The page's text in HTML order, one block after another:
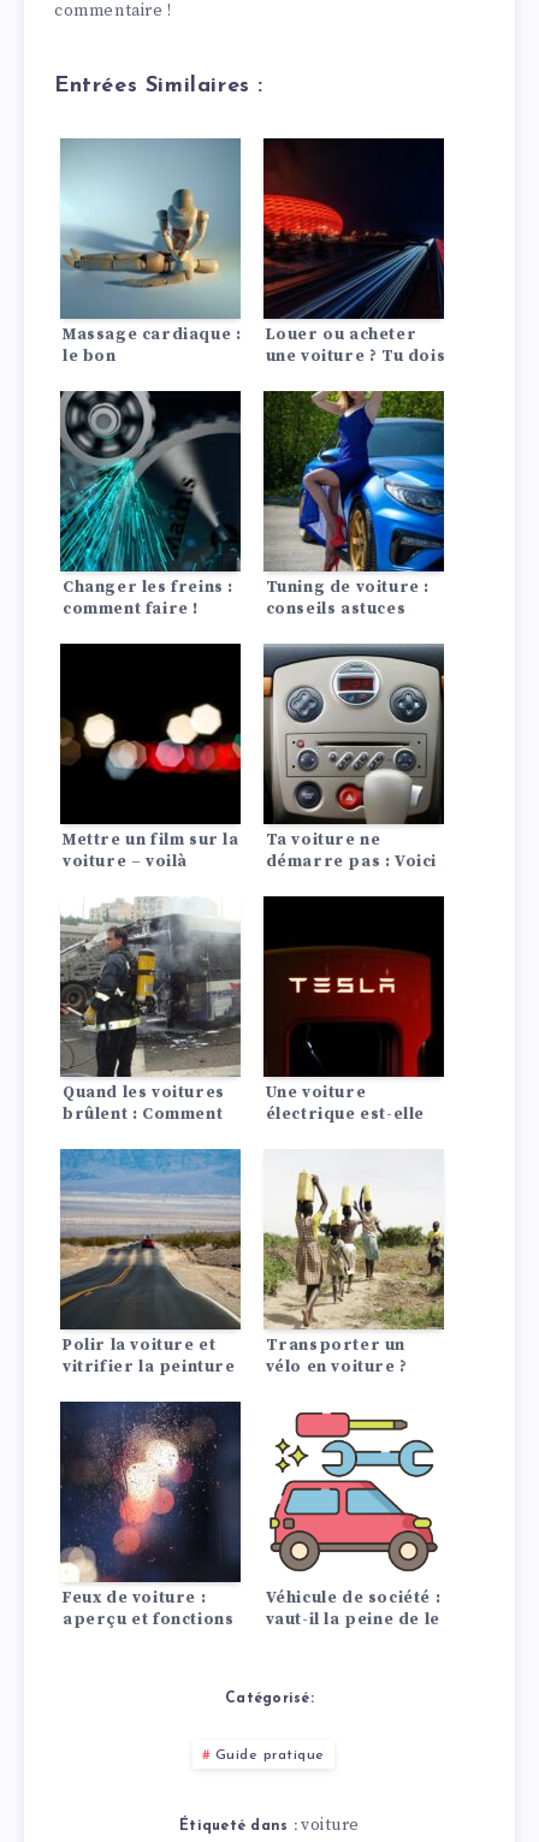
commentaire !
Entrées Similaires :
Massage cardiaque :
le bon
cas d’urgence
Louer ou acheter
une voiture ? Tu dois
Changer les freins :
comment faire !
Tuning de voiture :
conseils astuces
Mettre un film sur la
voiture – voilà
Ta voiture ne
démarre pas : Voici
Quand les voitures
brûlent : Comment
froide !
Une voiture
électrique est-elle
les moteurs à
combustion
Polir la voiture et
vitrifier la peinture
Transporter un
vélo en voiture ?
Feux de voiture :
aperçu et fonctions
Véhicule de société :
vaut-il la peine de le
Catégorisé:
Guide pratique
Étiqueté dans : voiture